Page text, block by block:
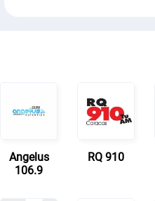
Angelus
106.9
RQ 910